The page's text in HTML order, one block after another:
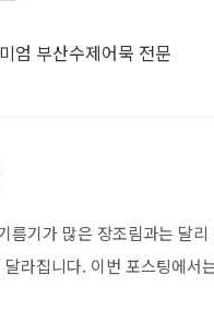
엄 부산수제어묵 전문
기가 많은 장조림과는 달
라집니다. 이번 포스팅에서